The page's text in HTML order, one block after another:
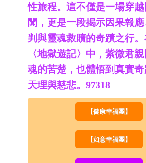
性旅程。這不僅是一場穿
聞，更是一段揭示因果報
判與靈魂救贖的奇蹟之行。
〈地獄遊記〉中，紫微君
魂的苦楚，也體悟到真實
天理與慈悲。97318
【健康幸福團】
【如意幸福團】